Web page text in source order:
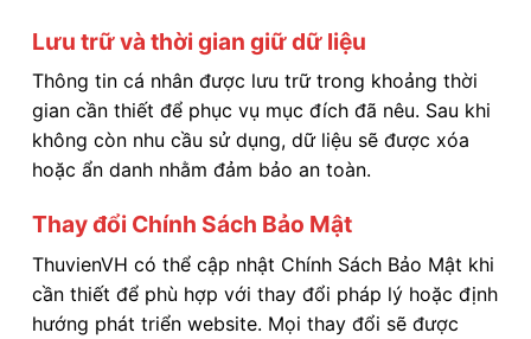
Lưu trữ và thời gian giữ dữ liệu
Thông tin cá nhân được lưu trữ trong khoảng thời
gian cần thiết để phục vụ mục đích đã nêu. Sau khi
không còn nhu cầu sử dụng, dữ liệu sẽ được xóa
hoặc ẩn danh nhằm đảm bảo an toàn.
Thay đổi Chính Sách Bảo Mật
ThuvienVH có thể cập nhật Chính Sách Bảo Mật khi
cần thiết để phù hợp với thay đổi pháp lý hoặc định
hướng phát triển website. Mọi thay đổi sẽ được